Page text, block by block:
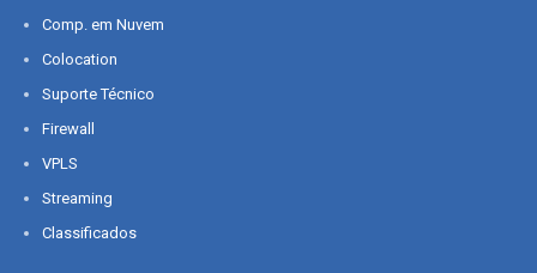
Comp. em Nuvem
Colocation
Suporte Técnico
Firewall
VPLS
Streaming
Classificados